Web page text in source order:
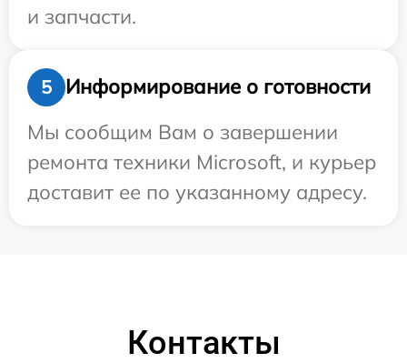
и запчасти.
5
Информирование о готовности
Мы сообщим Вам о завершении
ремонта техники Microsoft, и курьер
доставит ее по указанному адресу.
Контакты